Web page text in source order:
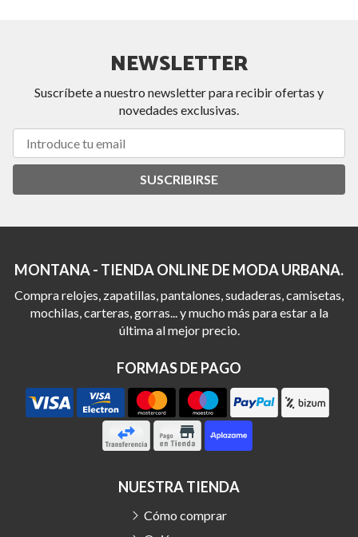
NEWSLETTER
Suscríbete a nuestro newsletter para recibir ofertas y
novedades exclusivas.
SUSCRIBIRSE
MONTANA - TIENDA ONLINE DE MODA URBANA.
Compra relojes, zapatillas, pantalones, sudaderas, camisetas,
mochilas, carteras, gorras... y mucho más para estar a la
última al mejor precio.
FORMAS DE PAGO
NUESTRA TIENDA
Cómo comprar